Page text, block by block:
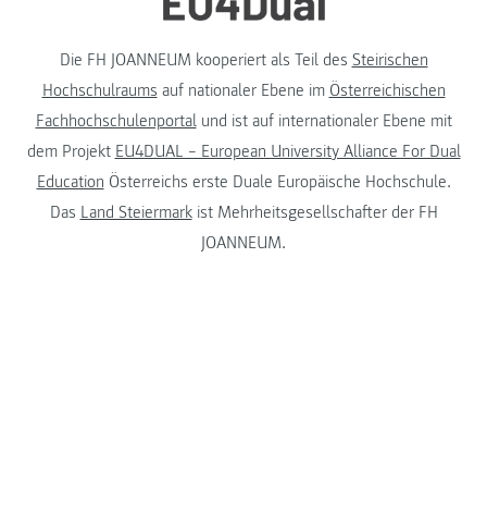
Die FH JOANNEUM kooperiert als Teil des Steirischen
Hochschulraums auf nationaler Ebene im Österreichischen
Fachhochschulenportalund ist auf internationaler Ebene mit
dem Projekt EU4DUAL – European University Alliance For Dual
Education Österreichs erste Duale Europäische Hochschule.
Das Land Steiermarkist Mehrheitsgesellschafter der FH
JOANNEUM.